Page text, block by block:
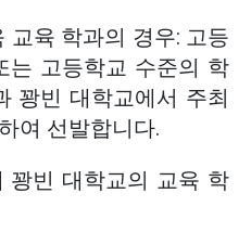
교육 학과의 경우: 고등
는 고등학교 수준의 학
꽝빈 대학교에서 주최
여 선발합니다.
꽝빈 대학교의 교육 학